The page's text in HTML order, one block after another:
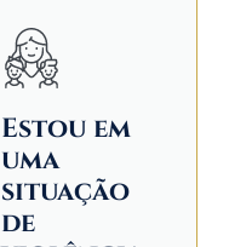
Estou em
uma
situação
de